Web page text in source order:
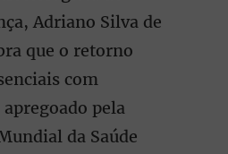
Adriano Silva de
que o retorno
com
pela
da Saúde